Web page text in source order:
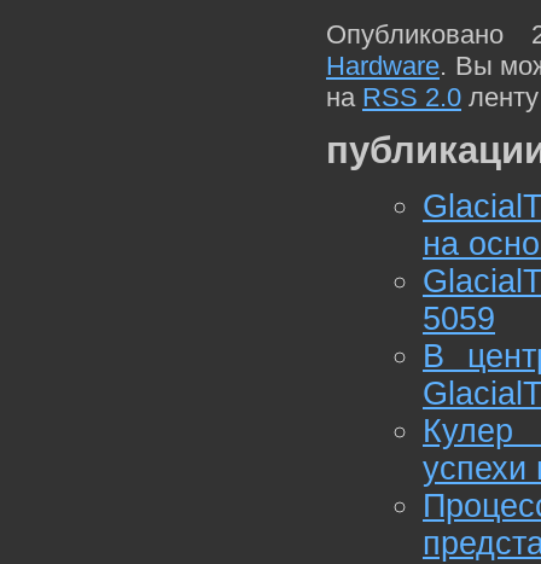
Hardware. Вы
на RSS 2.0
на
5059
В
Кулер
успехи